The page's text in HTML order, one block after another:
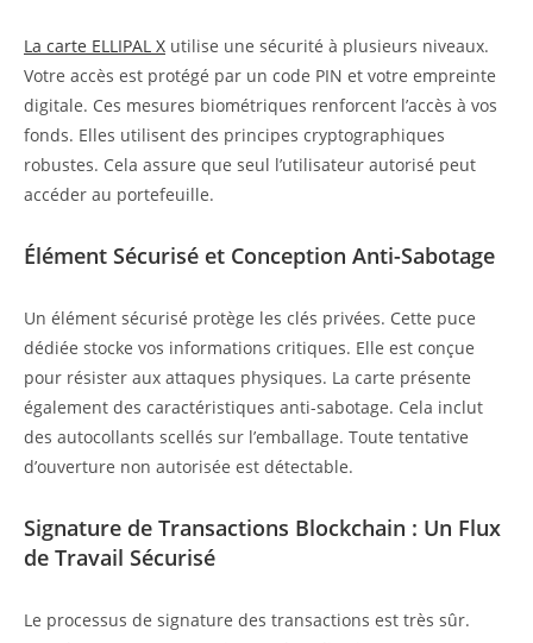
La carte ELLIPAL X utilise une sécurité à plusieurs niveaux.
Votre accès est protégé par un code PIN et votre empreinte
digitale. Ces mesures biométriques renforcent l’accès à vos
fonds. Elles utilisent des principes cryptographiques
robustes. Cela assure que seul l’utilisateur autorisé peut
accéder au portefeuille.
Élément Sécurisé et Conception Anti-Sabotage
Un élément sécurisé protège les clés privées. Cette puce
dédiée stocke vos informations critiques. Elle est conçue
pour résister aux attaques physiques. La carte présente
également des caractéristiques anti-sabotage. Cela inclut
des autocollants scellés sur l’emballage. Toute tentative
d’ouverture non autorisée est détectable.
Signature de Transactions Blockchain : Un Flux
de Travail Sécurisé
Le processus de signature des transactions est très sûr.